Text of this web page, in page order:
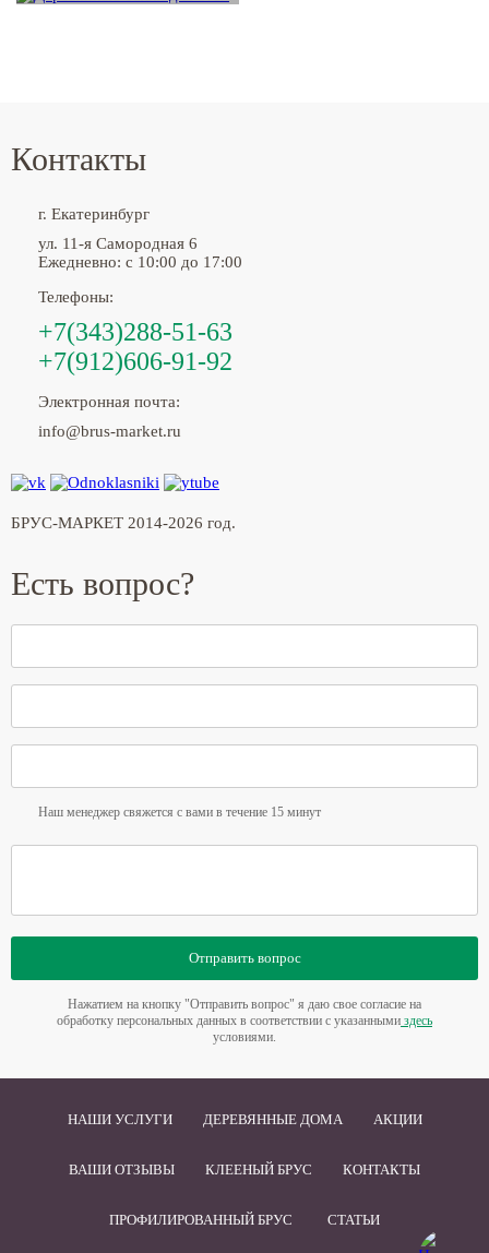
Контакты
г. Екатеринбург
ул. 11-я Самородная 6
Ежедневно: с 10:00 до 17:00
Телефоны:
+7(343)288-51-63
+7(912)606-91-92
Электронная почта:
info@brus-market.ru
БРУС-МАРКЕТ 2014-2026 год.
Есть вопрос?
Наш менеджер свяжется с вами в течение 15 минут
Отправить вопрос
Нажатием на кнопку "Отправить вопрос" я даю свое согласие на
обработку персональных данных в соответствии с указанными здесь
условиями.
НАШИ УСЛУГИ ДЕРЕВЯННЫЕ ДОМА АКЦИИ
ВАШИ ОТЗЫВЫ КЛЕЕНЫЙ БРУС КОНТАКТЫ
ПРОФИЛИРОВАННЫЙ БРУС СТАТЬИ